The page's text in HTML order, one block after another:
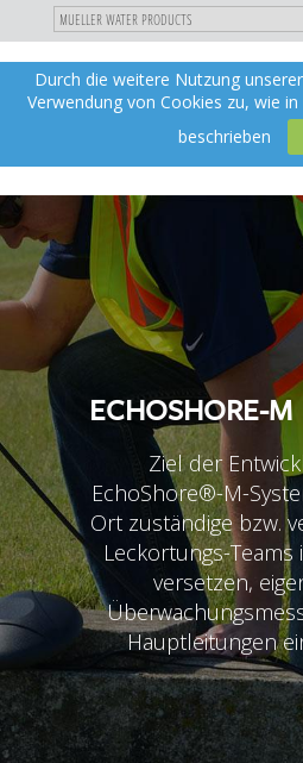
DIREKT
ZUM
INHALT
Toggle
navigation
Durch die weitere Nutzung
Verwendung von Cookies zu, wie in
beschrieben
ECHOSHORE-M
Ziel der
EchoShore®-M-
Ort zuständige bzw.
Leckortungs-Teams
versetzen,
Hauptleitungen